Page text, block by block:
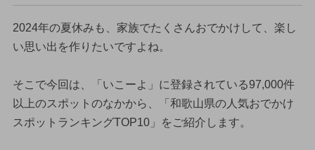
2024年の夏休みも、家族でたくさんおでかけして、楽し
い思い出を作りたいですよね。
そこで今回は、「いこーよ」に登録されている97,000件
以上のスポットのなかから、「和歌山県の人気おでかけ
スポットランキングTOP10」をご紹介します。